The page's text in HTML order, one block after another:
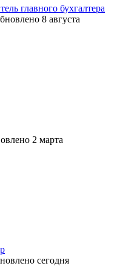
главного бухгалтера
8 августа
2 марта
сегодня